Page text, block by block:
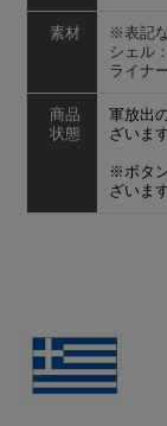
素材
※表記
シェル
ライナ
商品
状態
軍放出
ざいま
※ボタ
ざいます